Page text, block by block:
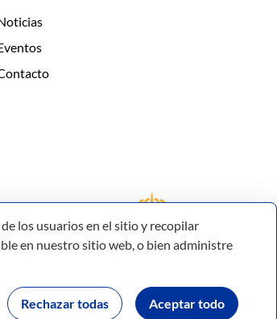
los usuarios en el sitio y recopilar
en nuestro sitio web, o bien administre
Aceptar todo
Rechazar todas